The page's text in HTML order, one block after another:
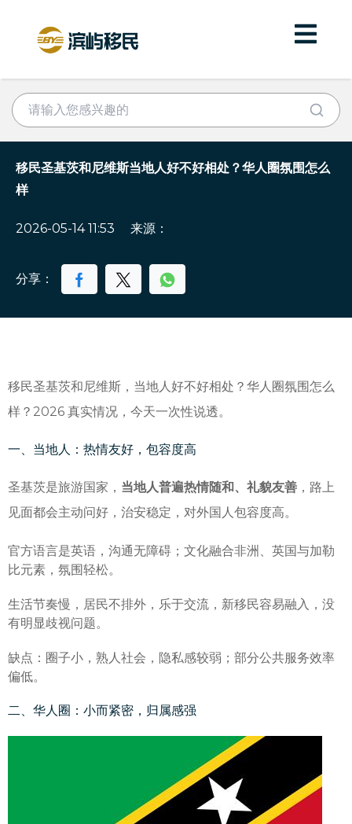
移民圣基茨和尼维斯当地人好不好相处？华人圈氛围怎么
样
2026-05-14 11:53 来源：
分享：
移民圣基茨和尼维斯，当地人好不好相处？华人圈氛围怎么
样？2026 真实情况，今天一次性说透。
一、当地人：热情友好，包容度高
圣基茨是旅游国家， 当地人普遍热情随和、礼貌友善 ，路上
见面都会主动问好，治安稳定，对外国人包容度高。
官方语言是英语，沟通无障碍；文化融合非洲、英国与加勒
比元素，氛围轻松。
生活节奏慢，居民不排外，乐于交流，新移民容易融入，没
有明显歧视问题。
缺点：圈子小，熟人社会，隐私感较弱；部分公共服务效率
偏低。
二、华人圈：小而紧密，归属感强